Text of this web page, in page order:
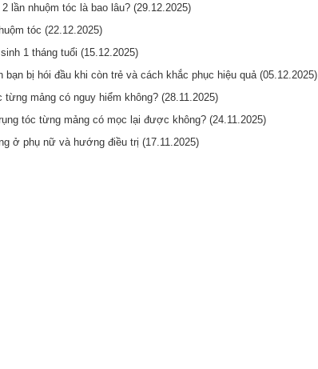
lần nhuộm tóc là bao lâu? (29.12.2025)
tóc (22.12.2025)
1 tháng tuổi (15.12.2025)
bạn bị hói đầu khi còn trẻ và cách khắc phục hiệu quả (05.12.2025)
từng mảng có nguy hiểm không? (28.11.2025)
tóc từng mảng có mọc lại được không? (24.11.2025)
ở phụ nữ và hướng điều trị (17.11.2025)